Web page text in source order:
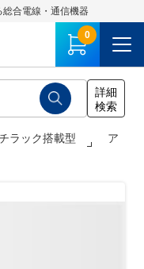
総合電線・通信機器
0
ラック搭載型
ア